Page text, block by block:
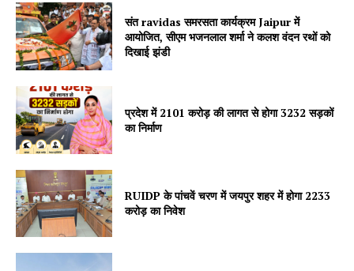
Jagruk Janta
Vishwasniya Hindi Akhbaar
संत ravidas समरसता कार्यक्रम Jaipur में
आयोजित, सीएम भजनलाल शर्मा ने कलश वंदन रथों को
दिखाई झंडी
प्रदेश में 2101 करोड़ की लागत से होगा 3232 सड़कों
का निर्माण
RUIDP के पांचवें चरण में जयपुर शहर में होगा 2233
करोड़ का निवेश